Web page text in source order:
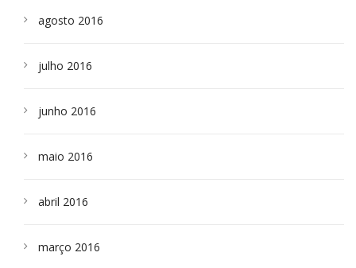
agosto 2016
julho 2016
junho 2016
maio 2016
abril 2016
março 2016